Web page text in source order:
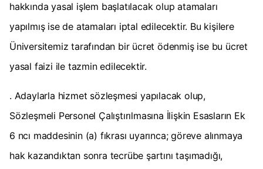
hakkında yasal işlem başlatılacak olup atamaları
yapılmış ise de atamaları iptal edilecektir. Bu kişilere
Üniversitemiz tarafından bir ücret ödenmiş ise bu ücret
yasal faizi ile tazmin edilecektir.
. Adaylarla hizmet sözleşmesi yapılacak olup,
Sözleşmeli Personel Çalıştırılmasına İlişkin Esasların Ek
6 ncı maddesinin (a) fıkrası uyarınca; göreve alınmaya
hak kazandıktan sonra tecrübe şartını taşımadığı,